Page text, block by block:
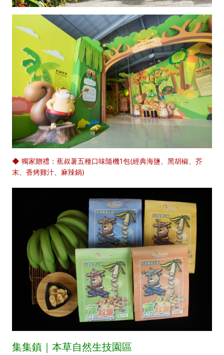
◆ 獨家贈禮：蕉叔薯五種口味隨機1包(經典海鹽、黑胡椒、芥
末、香烤雞汁、麻辣鍋)
集集鎮｜本草自然生技園區